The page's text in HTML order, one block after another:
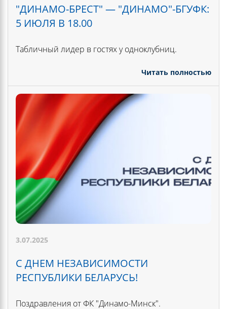
"ДИНАМО-БРЕСТ" — "ДИНАМО"-БГУФК:
5 ИЮЛЯ В 18.00
Табличный лидер в гостях у одноклубниц.
Читать полностью
3.07.2025
С ДНЕМ НЕЗАВИСИМОСТИ
РЕСПУБЛИКИ БЕЛАРУСЬ!
Поздравления от ФК "Динамо-Минск".